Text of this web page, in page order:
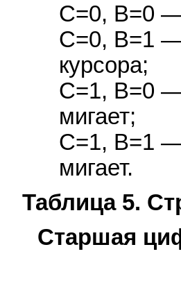
C=0, B=0 —
C=0, B=1 —
курсора;
C=1, B=0 —
мигает;
C=1, B=1 —
мигает.
Таблица 5.
Старшая